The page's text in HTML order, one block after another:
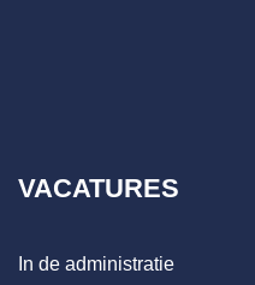
VACATURES
In de administratie